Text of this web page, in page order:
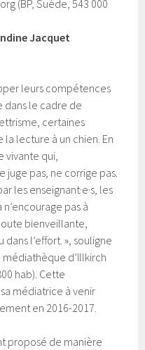
(BP, Suède, 543 000
Jacquet
leurs compétences
le cadre de
certaines
lecture à un chien. En
vivante qui,
juge pas, ne corrige pas.
les enseignant·e·s, les
pas à
bienveillante,
l’effort. », souligne
d’Illkirch
hab). Cette
médiatrice à venir
en 2016-2017.
proposé de manière